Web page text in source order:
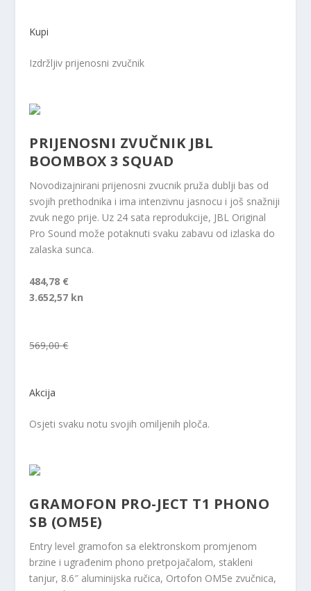
Kupi
Izdržljiv prijenosni zvučnik
PRIJENOSNI ZVUČNIK JBL
BOOMBOX 3 SQUAD
Novodizajnirani prijenosni zvucnik pruža dublji bas od
svojih prethodnika i ima intenzivnu jasnocu i još snažniji
zvuk nego prije. Uz 24 sata reprodukcije, JBL Original
Pro Sound može potaknuti svaku zabavu od izlaska do
zalaska sunca.
484,78 €
3.652,57 kn
569,00 €
Akcija
Osjeti svaku notu svojih omiljenih ploča.
GRAMOFON PRO-JECT T1 PHONO
SB (OM5E)
Entry level gramofon sa elektronskom promjenom
brzine i ugrađenim phono pretpojačalom, stakleni
tanjur, 8.6″ aluminijska ručica, Ortofon OM5e zvučnica,